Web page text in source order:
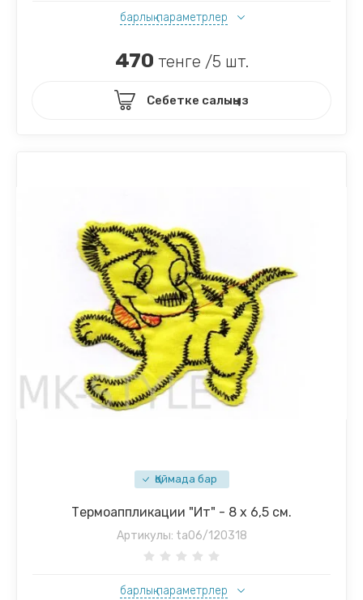
барлық параметрлер
470 тенге /5 шт.
Себетке салыңыз
Қоймада бар
Термоаппликации "Ит" - 8 х 6,5 см.
Артикулы: ta06/120318
барлық параметрлер